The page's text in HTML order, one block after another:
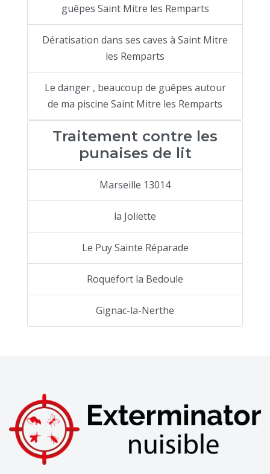
guêpes Saint Mitre les Remparts
Dératisation dans ses caves à Saint Mitre
les Remparts
Le danger , beaucoup de guêpes autour
de ma piscine Saint Mitre les Remparts
Traitement contre les
punaises de lit
Marseille 13014
la Joliette
Le Puy Sainte Réparade
Roquefort la Bedoule
Gignac-la-Nerthe